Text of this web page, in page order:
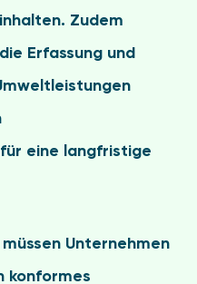
Zudem
Erfassung und
eine langfristige
Unternehmen
konformes